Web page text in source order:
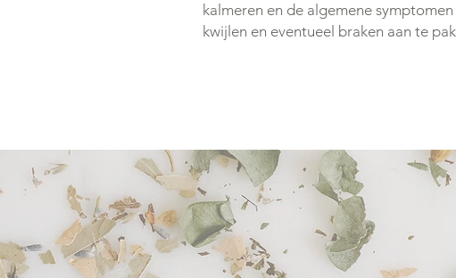
kalmeren en de algemene
kwijlen en eventueel braken aan te